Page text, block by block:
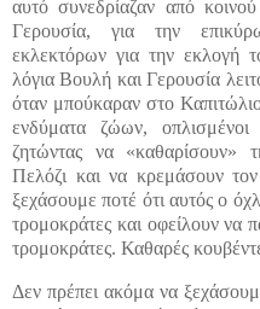
αυτό συνεδρίαζαν από
Γερουσία, για την
εκλεκτόρων για την εκλογή
λόγια Βουλή και Γερουσία
όταν μπούκαραν στο
ενδύματα ζώων,
ζητώντας να
Πελόζι και να κρεμάσουν
ξεχάσουμε ποτέ ότι αυτός ο
τρομοκράτες και οφείλουν να
τρομοκράτες. Καθαρές
Δεν πρέπει ακόμα να